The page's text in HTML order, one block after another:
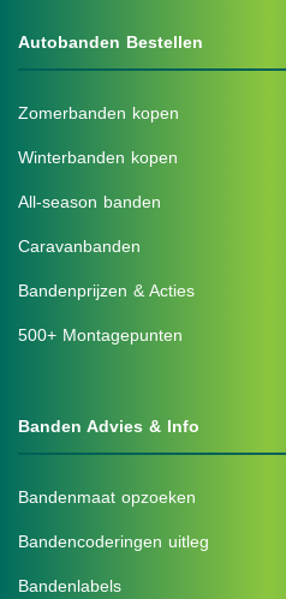
Autobanden Bestellen
Zomerbanden kopen
Winterbanden kopen
All-season banden
Caravanbanden
Bandenprijzen & Acties
500+ Montagepunten
Banden Advies & Info
Bandenmaat opzoeken
Bandencoderingen uitleg
Bandenlabels